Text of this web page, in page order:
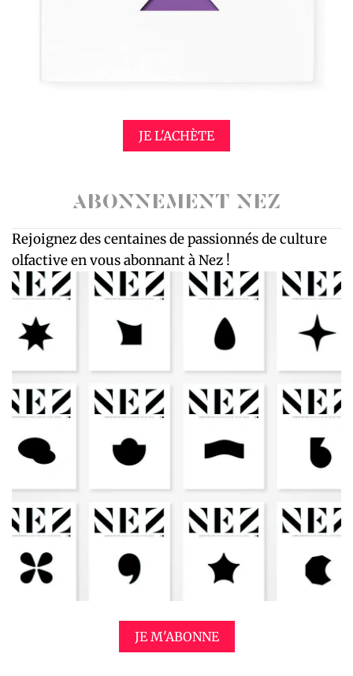
JE L'ACHÈTE
ABONNEMENT NEZ
Rejoignez des centaines de passionnés de culture
olfactive en vous abonnant à Nez !
JE M'ABONNE